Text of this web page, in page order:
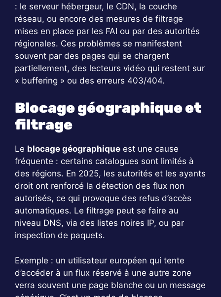
: le serveur hébergeur, le CDN, la couche
réseau, ou encore des mesures de filtrage
mises en place par les FAI ou par des autorités
régionales. Ces problèmes se manifestent
souvent par des pages qui se chargent
partiellement, des lecteurs vidéo qui restent sur
« buffering » ou des erreurs 403/404.
Blocage géographique et
filtrage
Le blocage géographique est une cause
fréquente : certains catalogues sont limités à
des régions. En 2025, les autorités et les ayants
droit ont renforcé la détection des flux non
autorisés, ce qui provoque des refus d’accès
automatiques. Le filtrage peut se faire au
niveau DNS, via des listes noires IP, ou par
inspection de paquets.
Exemple : un utilisateur européen qui tente
d’accéder à un flux réservé à une autre zone
verra souvent une page blanche ou un message